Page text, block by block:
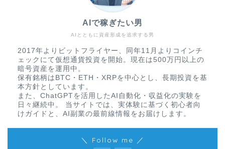
AIとともに資産形成を追求する男
AIで稼ぎたい男
2017年よりビットフライヤー、同年11月よりコインチ
ェックにて仮想通貨投資を開始。現在は500万円以上の
暗号資産を運用中。
保有銘柄はBTC・ETH・XRPを中心とし、長期投資を基
本方針としています。
また、ChatGPTを活用したAI自動化・収益化の実験を
日々継続中。 当サイトでは、実体験に基づく初心者向
けガイドと、AI副業の最前線情報をお届けします。
＼ Follow me ／